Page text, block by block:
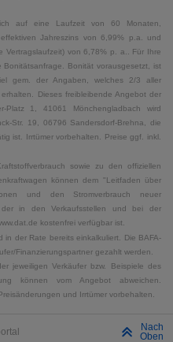
auf eine Laufzeit von 60 Monaten,
Jahreszins von 6,99% p.a. und
Vertragslaufzeit) von 6,78% p. a.. Für Ihre
Bonitätsanfrage. Bonität vorausgesetzt, ist
gem. der Angaben, welches 2/3 aller
Dieses freibleibende Angebot der
Platz 1, 41061 Mönchengladbach wird
Str. 19, 06796 Sandersdorf-Brehna, die
ist. Irrtümer vorbehalten. Preise ggf. inkl.
sowie zu den offiziellen
können dem "Leitfaden über
und den Stromverbrauch neuer
der in den Verkaufsstellen und bei der
kostenfrei verfügbar ist.
in der Rate bereits einkalkuliert. Die BAFA-
Finanzierungspartner gezahlt werden.
jeweiligen Verkäufer bzw. Beispiele des
können vom Angebot abweichen.
und Irrtümer vorbehalten.
Nach
Oben